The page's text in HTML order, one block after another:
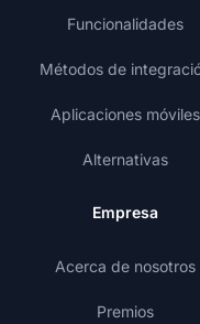
Funcionalidades
Métodos de
Aplicaciones móviles
Alternativas
Empresa
Acerca de nosotros
Premios